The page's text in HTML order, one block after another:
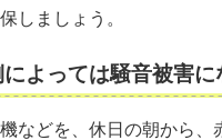
しましょう。
よっては騒音被害に
などを、休日の朝から、